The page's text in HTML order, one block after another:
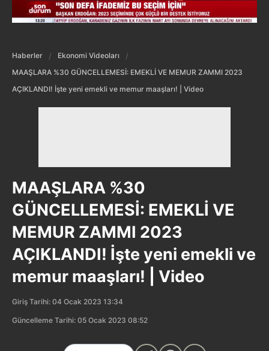
Haberler
Ekonomi Videoları
MAAŞLARA %30 GÜNCELLEMESİ: EMEKLİ VE MEMUR ZAMMI 2023
AÇIKLANDI! İşte yeni emekli ve memur maaşları! | Video
MAAŞLARA %30
GÜNCELLEMESİ: EMEKLİ VE
MEMUR ZAMMI 2023
AÇIKLANDI! İşte yeni emekli ve
memur maaşları! | Video
Giriş Tarihi: 04 Ocak 2023 13:34
Güncelleme Tarihi: 05 Ocak 2023 08:52